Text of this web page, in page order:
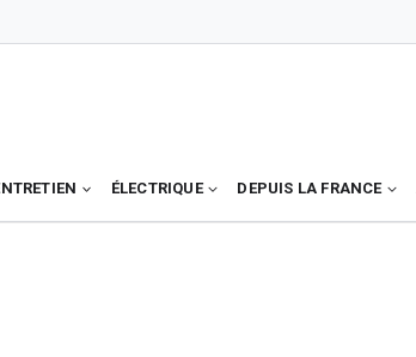
ÉLECTRIQUE DEPUIS LA FRANCE